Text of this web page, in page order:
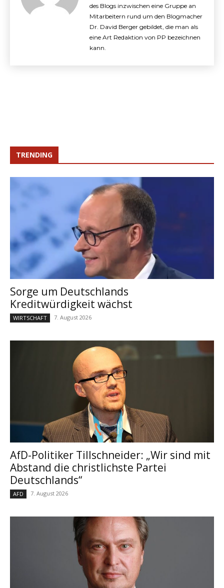
des Blogs inzwischen eine Gruppe an
Mitarbeitern rund um den Blogmacher
Dr. David Berger gebildet, die man als
eine Art Redaktion von PP bezeichnen
kann.
TRENDING
Sorge um Deutschlands
Kreditwürdigkeit wächst
WIRTSCHAFT 7. August 2026
AfD-Politiker Tillschneider: „Wir sind mit
Abstand die christlichste Partei
Deutschlands“
AFD 7. August 2026